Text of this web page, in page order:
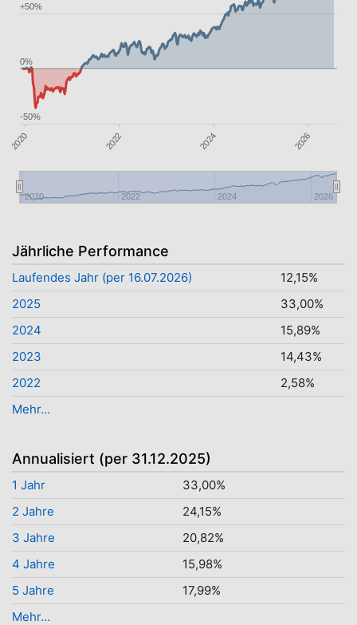
2020 2022 2024 2026
2020 2022 2024 2026
-50%
0%
+50%
Jährliche Performance
Laufendes Jahr (per 16.07.2026)
12,15%
2025
33,00%
2024
15,89%
2023
14,43%
2022
2,58%
Mehr...
Annualisiert (per 31.12.2025)
1 Jahr
33,00%
2 Jahre
24,15%
3 Jahre
20,82%
4 Jahre
15,98%
5 Jahre
17,99%
Mehr...